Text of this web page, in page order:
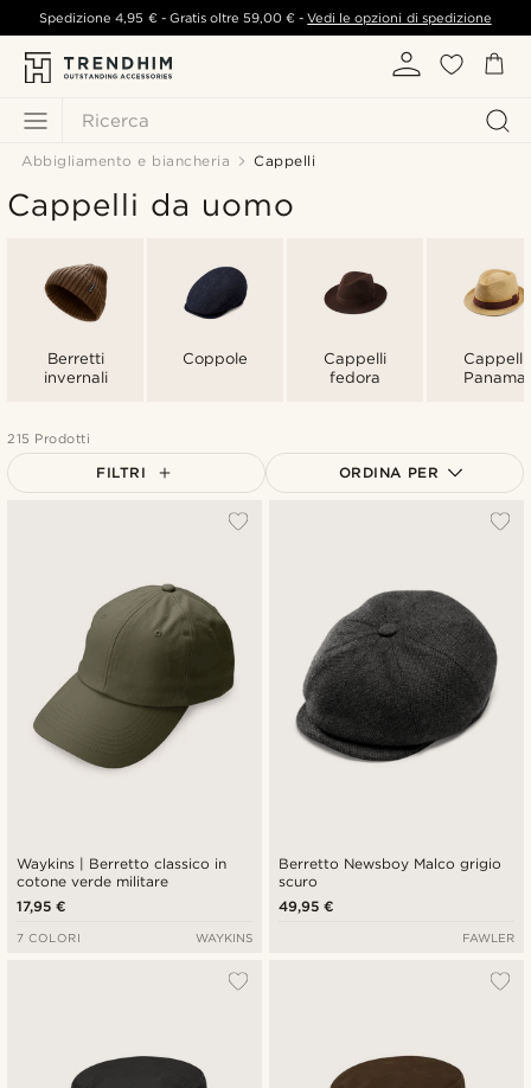
Ricerca
Spedizione4,95 €- Gratis oltre 59,00 € -Vedi le opzioni di spedizione
Abbigliamento e biancheria Cappelli
Cappelli da uomo
Berretti
invernali
Coppole
Cappelli
fedora
Cappelli
Panama
215 Prodotti
FILTRI ORDINA PER
Più costosi
Waykins | Berretto classico in
cotone verde militare
17,95 €
7 COLORI WAYKINS
Berretto Newsboy Malco grigio
scuro
49,95 €
FAWLER